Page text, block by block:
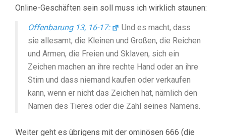
Online-Geschäften sein soll muss ich wirklich staunen:
Offenbarung 13, 16-17:
Und es macht, dass
sie allesamt, die Kleinen und Großen, die Reichen
und Armen, die Freien und Sklaven, sich ein
Zeichen machen an ihre rechte Hand oder an ihre
Stirn und dass niemand kaufen oder verkaufen
kann, wenn er nicht das Zeichen hat, nämlich den
Namen des Tieres oder die Zahl seines Namens.
Weiter geht es übrigens mit der ominösen 666 (die